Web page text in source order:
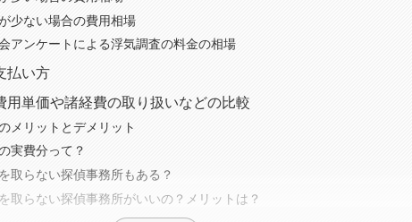
少ない場合の費用相場
アンケートによる浮気調査の料金の相場
払い方
用単価や諸経費の取り扱いなどの比較
メリットとデメリット
実費分って？
取らない探偵事務所もある？
取らない探偵事務所がいいの？メリットは？